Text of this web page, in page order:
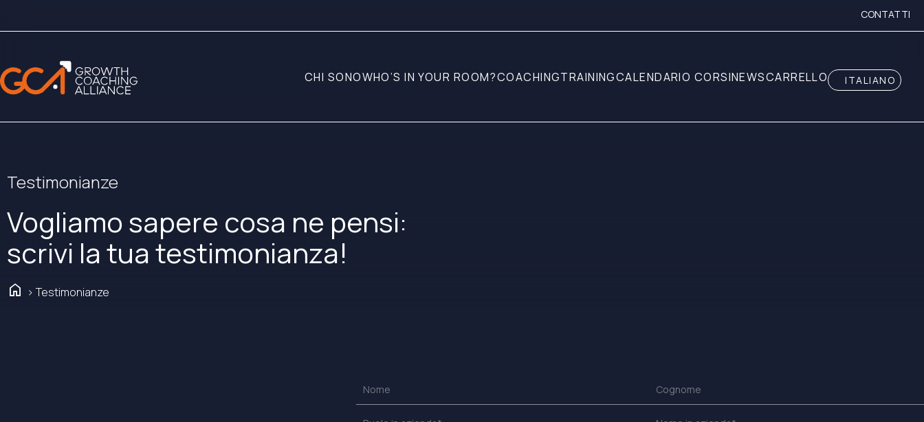
CONTATTI
CHI SONOWHO’S IN YOUR ROOM?COACHINGTRAININGCALENDARIO CORSINEWSCARRELLO ITALIANO
Testimonianze
Vogliamo sapere cosa ne pensi:
scrivi la tua testimonianza!
home > Testimonianze